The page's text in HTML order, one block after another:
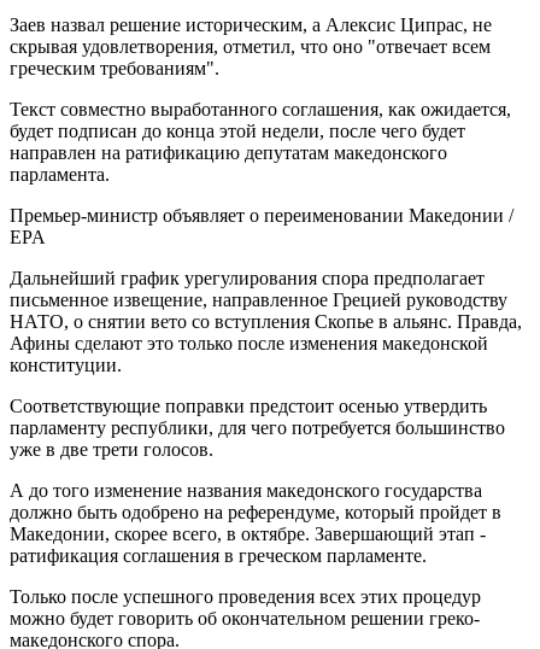
Заев назвал решение историческим, а Алексис Ципрас, не
скрывая удовлетворения, отметил, что оно "отвечает всем
греческим требованиям".
Текст совместно выработанного соглашения, как ожидается,
будет подписан до конца этой недели, после чего будет
направлен на ратификацию депутатам македонского
парламента.
Премьер-министр объявляет о переименовании Македонии /
EPA
Дальнейший график урегулирования спора предполагает
письменное извещение, направленное Грецией руководству
НАТО, о снятии вето со вступления Скопье в альянс. Правда,
Афины сделают это только после изменения македонской
конституции.
Соответствующие поправки предстоит осенью утвердить
парламенту республики, для чего потребуется большинство
уже в две трети голосов.
А до того изменение названия македонского государства
должно быть одобрено на референдуме, который пройдет в
Македонии, скорее всего, в октябре. Завершающий этап -
ратификация соглашения в греческом парламенте.
Только после успешного проведения всех этих процедур
можно будет говорить об окончательном решении греко-
македонского спора.